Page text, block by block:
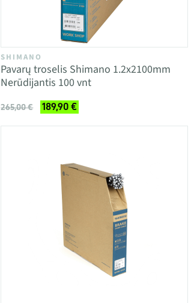
SHIMANO
Pavarų troselis Shimano 1.2x2100mm
Nerūdijantis 100 vnt
265,00 € 189,90 €